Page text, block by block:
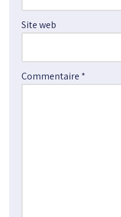
Site web
Commentaire *
e
: